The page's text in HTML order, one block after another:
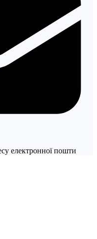
електронної пошти